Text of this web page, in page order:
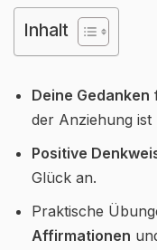
Inhalt
Deine Gedanken
der Anziehung ist
Positive
Glück an.
Praktische
Affirmationen